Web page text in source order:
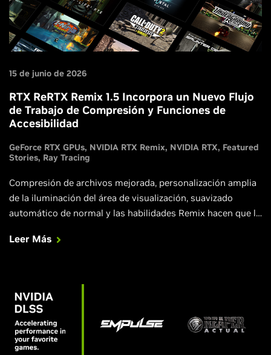
15 de junio de 2026
RTX ReRTX Remix 1.5 Incorpora un Nuevo Flujo
de Trabajo de Compresión y Funciones de
Accesibilidad
GeForce RTX GPUs NVIDIA RTX Remix NVIDIA RTX Featured
Stories Ray Tracing
Compresión de archivos mejorada, personalización amplia
de la iluminación del área de visualización, suavizado
automático de normal y las habilidades Remix hacen que la
Leer Más